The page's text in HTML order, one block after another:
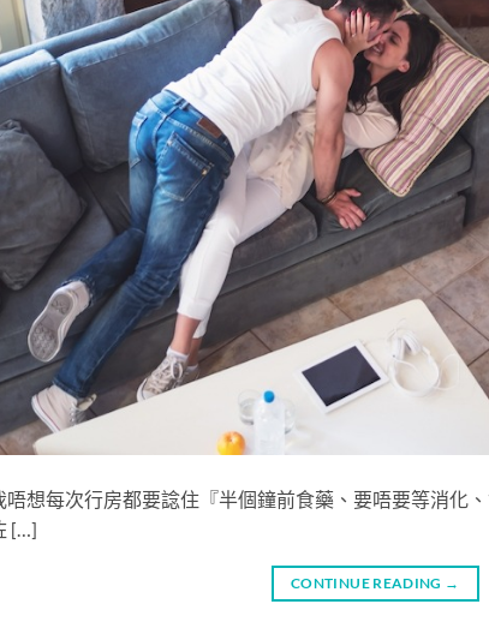
唔想每次行房都要諗住『半個鐘前食藥、要唔要等消化
[…]
CONTINUE READING →